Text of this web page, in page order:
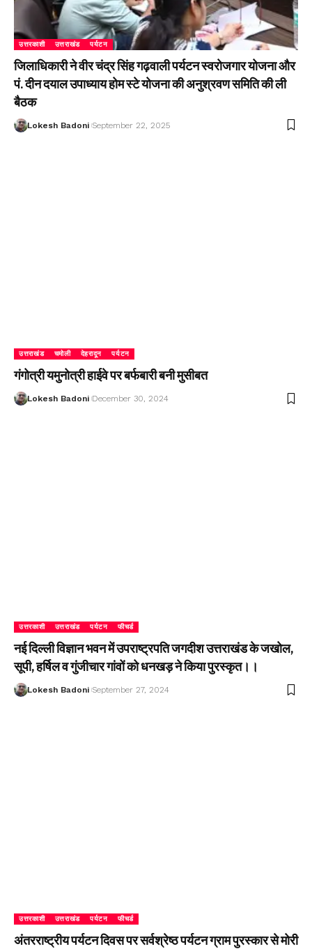
उत्तरकाशी उत्तराखंड पर्यटन
जिलाधिकारी ने वीर चंद्र सिंह गढ़वाली पर्यटन स्वरोजगार योजना और
पं. दीन दयाल उपाध्याय होम स्टे योजना की अनुश्रवण समिति की ली
बैठक
Lokesh Badoni September 22, 2025
उत्तराखंड चमोली देहरादून पर्यटन
गंगोत्री यमुनोत्री हाईवे पर बर्फबारी बनी मुसीबत
Lokesh Badoni December 30, 2024
उत्तरकाशी उत्तराखंड पर्यटन फीचर्ड
नई दिल्ली विज्ञान भवन में उपराष्ट्रपति जगदीश उत्तराखंड के जखोल,
सूपी, हर्षिल व गुंजीचार गांवों को धनखड़ ने किया पुरस्कृत।।
Lokesh Badoni September 27, 2024
उत्तरकाशी उत्तराखंड पर्यटन फीचर्ड
अंतरराष्ट्रीय पर्यटन दिवस पर सर्वश्रेष्ठ पर्यटन ग्राम पुरस्कार से मोरी